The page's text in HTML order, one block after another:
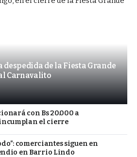
de la Fiesta Grande
Carnavalito
con Bs 20.000 a
el cierre
comerciantes siguen en
en Barrio Lindo